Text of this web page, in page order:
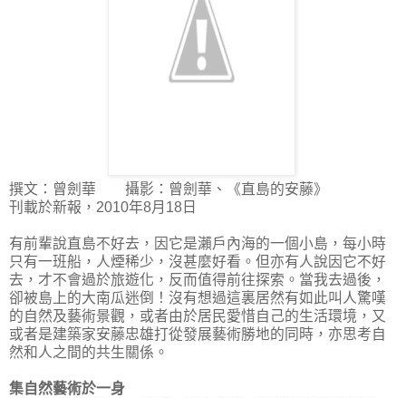
撰文：曾劍華 攝影：曾劍華、《直島的安藤》
刊載於新報，2010年8月18日
有前輩說直島不好去，因它是瀨戶內海的一個小島，每小時
只有一班船，人煙稀少，沒甚麼好看。但亦有人說因它不好
去，才不會過於旅遊化，反而值得前往探索。當我去過後，
卻被島上的大南瓜迷倒！沒有想過這裏居然有如此叫人驚嘆
的自然及藝術景觀，或者由於居民愛惜自己的生活環境，又
或者是建築家安藤忠雄打從發展藝術勝地的同時，亦思考自
然和人之間的共生關係。
集自然藝術於一身